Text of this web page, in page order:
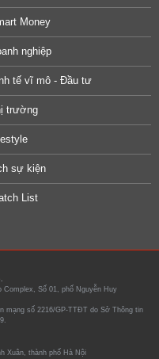
Money
nghiệp
tế vĩ mô - Đầu tư
trường
sự kiện
List
Complex, Số 01, phố Nguyễn Huy
mạng số 2216/GP-TTĐT do Sở Thông tin
Xuân, thành phố Hà Nội